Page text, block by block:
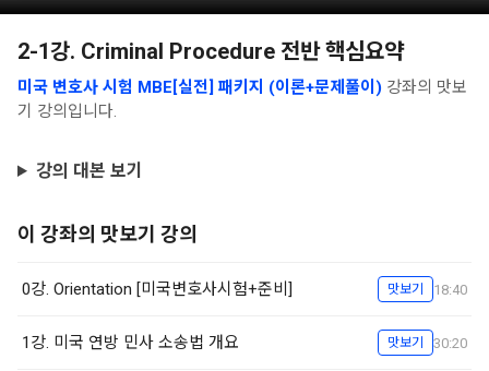
2-1강. Criminal Procedure 전반 핵심요약
미국 변호사 시험 MBE[실전] 패키지 (이론+문제풀이) 강좌의 맛보
기 강의입니다.
강의 대본 보기
이 강좌의 맛보기 강의
0강. Orientation [미국변호사시험+준비] 맛보기 18:40
1강. 미국 연방 민사 소송법 개요 맛보기 30:20